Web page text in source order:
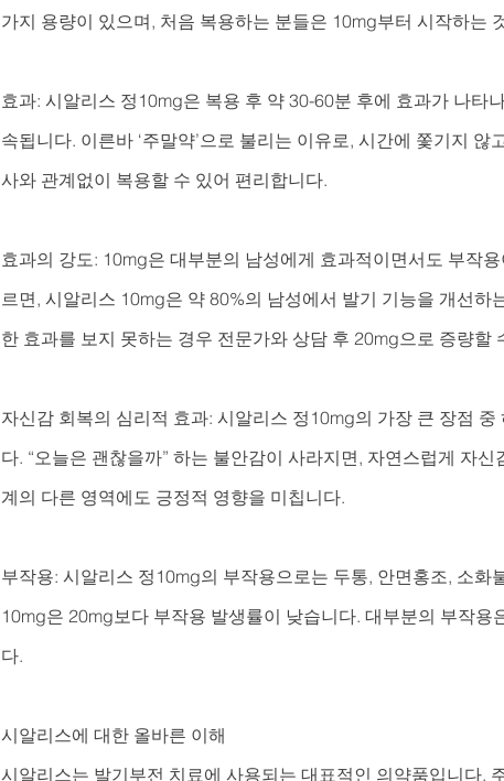
가지 용량이 있으며, 처음 복용하는 분들은 10mg부터 시작하는
효과: 시알리스 정10mg은 복용 후 약 30-60분 후에 효과가 나타
속됩니다. 이른바 ‘주말약’으로 불리는 이유로, 시간에 쫓기지
사와 관계없이 복용할 수 있어 편리합니다.
효과의 강도: 10mg은 대부분의 남성에게 효과적이면서도 부작
르면, 시알리스 10mg은 약 80%의 남성에서 발기 기능을 개선
한 효과를 보지 못하는 경우 전문가와 상담 후 20mg으로 증량할
자신감 회복의 심리적 효과: 시알리스 정10mg의 가장 큰 장점
다. “오늘은 괜찮을까” 하는 불안감이 사라지면, 자연스럽게 자
계의 다른 영역에도 긍정적 영향을 미칩니다.
부작용: 시알리스 정10mg의 부작용으로는 두통, 안면홍조, 소화
10mg은 20mg보다 부작용 발생률이 낮습니다. 대부분의 부작용
다.
시알리스에 대한 올바른 이해
시알리스는 발기부전 치료에 사용되는 대표적인 의약품입니다.